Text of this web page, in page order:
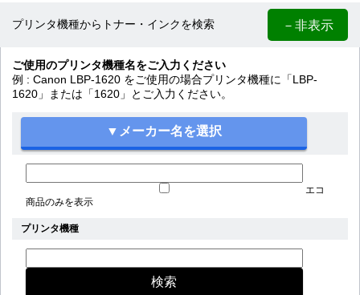
プリンタ機種からトナー・インクを検索 －非表示
ご使用のプリンタ機種名をご入力ください
例 : Canon LBP-1620 をご使用の場合プリンタ機種に「LBP-
1620」または「1620」とご入力ください。
エコ
商品のみを表示
プリンタ機種